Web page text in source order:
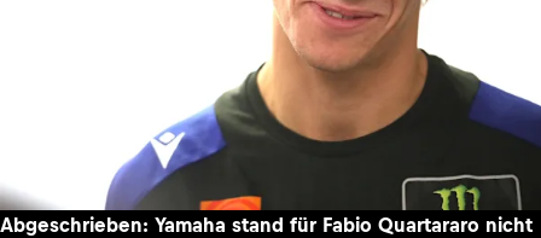
Abgeschrieben: Yamaha stand für Fabio Quartararo nicht